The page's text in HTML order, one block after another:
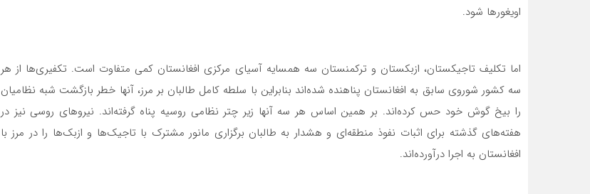
اویغورها شود.
اما تکلیف تاجیکستان، ازبکستان و ترکمنستان سه همسایه آسیای مرکزی افغانستان کمی متفاوت است. تکفیری‌ها از هر
سه کشور شوروی سابق به افغانستان پناهنده شده‌اند بنابراین با سلطه کامل طالبان بر مرز، آنها خطر بازگشت شبه نظامیان
را بیخ گوش خود حس کرده‌اند. بر همین اساس هر سه آنها زیر چتر نظامی روسیه پناه گرفته‌اند. نیروهای روسی نیز در
هفته‌های گذشته برای اثبات نفوذ منطقه‌ای و هشدار به طالبان برگزاری مانور مشترک با تاجیک‌ها و ازبک‌ها را در مرز با
افغانستان به اجرا درآورده‌اند.